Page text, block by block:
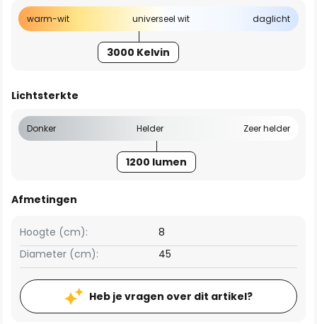
warm-wit universeel wit daglicht
3000 Kelvin
Lichtsterkte
Donker Helder Zeer helder
1200 lumen
Afmetingen
Hoogte (cm):
8
Diameter (cm):
45
Heb je vragen over dit artikel?